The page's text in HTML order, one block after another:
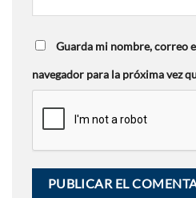
Guarda mi nombre, correo
navegador para la próxima vez